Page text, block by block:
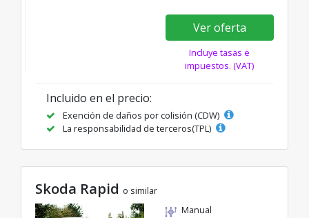
Ver oferta
Incluye tasas e
impuestos. (VAT)
Incluido en el precio:
Exención de daños por colisión (CDW)
La responsabilidad de terceros(TPL)
Skoda Rapid o similar
Manual